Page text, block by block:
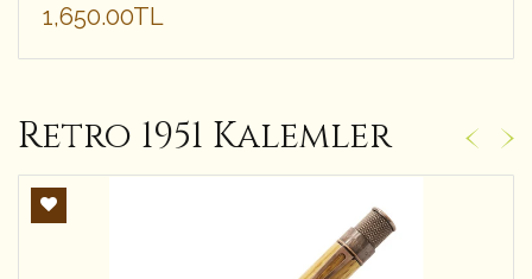
1,650.00TL
Retro 1951 Kalemler